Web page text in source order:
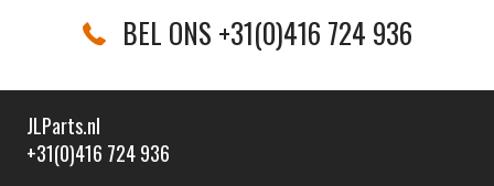
BEL ONS +31(0)416 724 936
JLParts.nl
+31(0)416 724 936